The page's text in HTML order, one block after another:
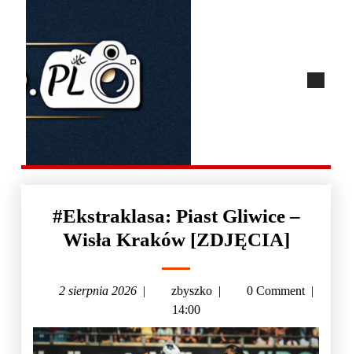
#Ekstraklasa: Piast Gliwice –
Wisła Kraków [ZDJĘCIA]
2 sierpnia 2026 | zbyszko | 0 Comment |
14:00